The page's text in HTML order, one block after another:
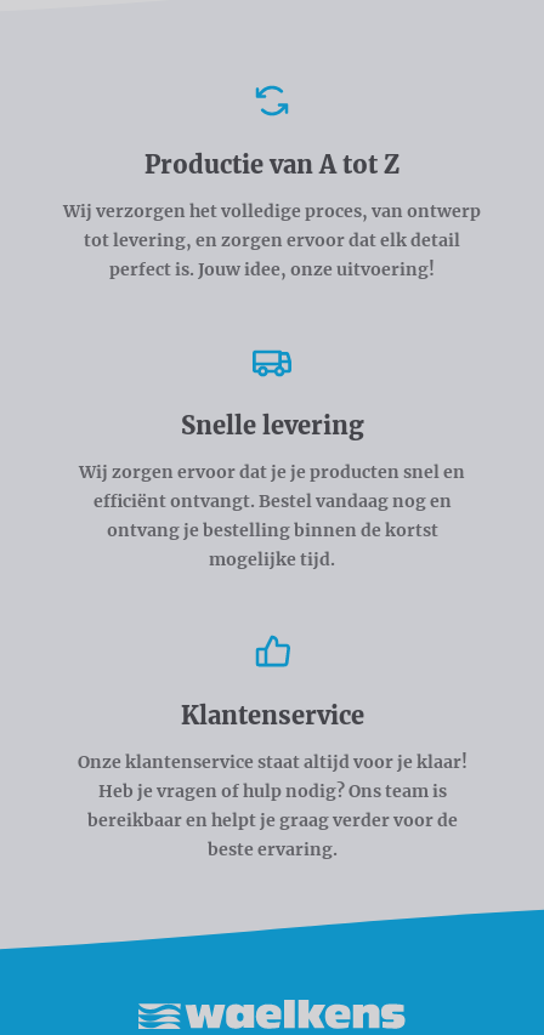
Productie van A tot Z
Wij verzorgen het volledige proces, van ontwerp
tot levering, en zorgen ervoor dat elk detail
perfect is. Jouw idee, onze uitvoering!
Snelle levering
Wij zorgen ervoor dat je je producten snel en
efficiënt ontvangt. Bestel vandaag nog en
ontvang je bestelling binnen de kortst
mogelijke tijd.
Klantenservice
Onze klantenservice staat altijd voor je klaar!
Heb je vragen of hulp nodig? Ons team is
bereikbaar en helpt je graag verder voor de
beste ervaring.